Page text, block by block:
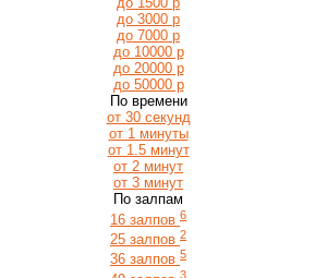
до 3000 р
до 7000 р
до 10000 р
до 20000 р
до 50000 р
По времени
от 30 секунд
от 1 минуты
от 1.5 минут
от 2 минут
от 3 минут
По залпам
16 залпов 6
25 залпов 2
36 залпов 5
3